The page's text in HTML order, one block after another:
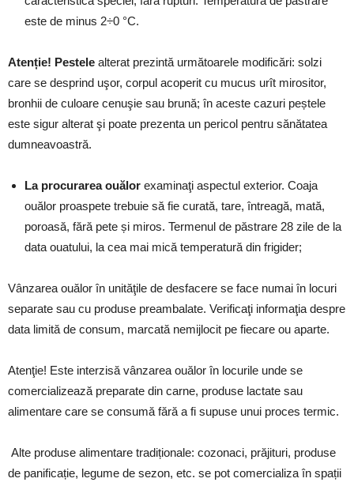
este de minus 2÷0 °C.
Atenție! Pestele alterat prezintă următoarele modificări: solzi
care se desprind uşor, corpul acoperit cu mucus urît mirositor,
bronhii de culoare cenuşie sau brună; în aceste cazuri peștele
este sigur alterat şi poate prezenta un pericol pentru sănătatea
dumneavoastră.
La procurarea ouălor examinaţi aspectul exterior. Coaja
ouălor proaspete trebuie să fie curată, tare, întreagă, mată,
poroasă, fără pete și miros. Termenul de păstrare 28 zile de la
data ouatului, la cea mai mică temperatură din frigider;
Vânzarea ouălor în unităţile de desfacere se face numai în locuri
separate sau cu produse preambalate. Verificaţi informaţia despre
data limită de consum, marcată nemijlocit pe fiecare ou aparte.
Atenţie! Este interzisă vânzarea ouălor în locurile unde se
comercializează preparate din carne, produse lactate sau
alimentare care se consumă fără a fi supuse unui proces termic.
Alte produse alimentare tradiționale: cozonaci, prăjituri, produse
de panificație, legume de sezon, etc. se pot comercializa în spații